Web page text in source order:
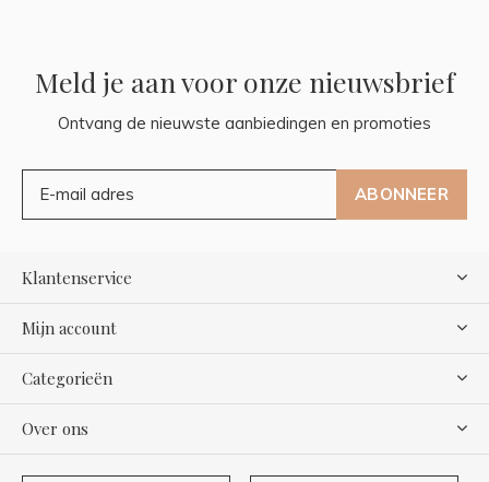
Meld je aan voor onze nieuwsbrief
Ontvang de nieuwste aanbiedingen en promoties
ABONNEER
Klantenservice
Mijn account
Categorieën
Over ons